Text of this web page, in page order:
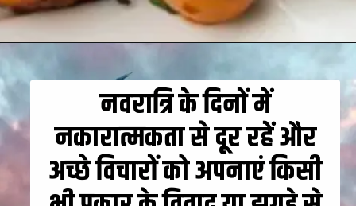
नवरात्रि के दिनों में
नकारात्मकता से दूर रहें और
अच्छे विचारों को अपनाएं किसी